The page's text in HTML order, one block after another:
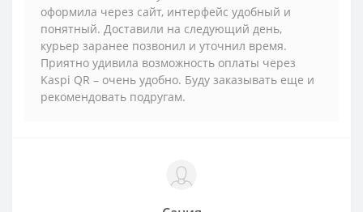
оформила через сайт, интерфейс удобный и
понятный. Доставили на следующий день,
курьер заранее позвонил и уточнил время.
Приятно удивила возможность оплаты через
Kaspi QR – очень удобно. Буду заказывать еще и
рекомендовать подругам.